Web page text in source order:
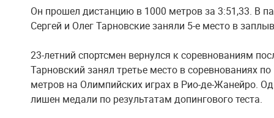
Он прошел дистанцию в 1000 метров за 3:51,33. В
Сергей и Олег Тарновские заняли 5-е место в
23-летний спортсмен вернулся к соревнованиям
Тарновский занял третье место в соревнованиях
метров на Олимпийских играх в Рио-де-Жанейро.
лишен медали по результатам допингового теста.